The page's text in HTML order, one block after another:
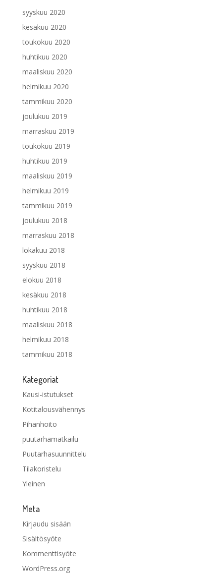
syyskuu 2020
kesäkuu 2020
toukokuu 2020
huhtikuu 2020
maaliskuu 2020
helmikuu 2020
tammikuu 2020
joulukuu 2019
marraskuu 2019
toukokuu 2019
huhtikuu 2019
maaliskuu 2019
helmikuu 2019
tammikuu 2019
joulukuu 2018
marraskuu 2018
lokakuu 2018
syyskuu 2018
elokuu 2018
kesäkuu 2018
huhtikuu 2018
maaliskuu 2018
helmikuu 2018
tammikuu 2018
Kategoriat
Kausi-istutukset
Kotitalousvähennys
Pihanhoito
puutarhamatkailu
Puutarhasuunnittelu
Tilakoristelu
Yleinen
Meta
Kirjaudu sisään
Sisältösyöte
Kommenttisyöte
WordPress.org